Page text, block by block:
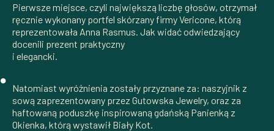
Pierwsze miejsce, czyli największą liczbę głosów, otrzymał
ręcznie wykonany portfel skórzany firmy Vericone, którą
reprezentowała Anna Rasmus. Jak widać odwiedzający
docenili prezent praktyczny
i elegancki.
Natomiast wyróżnienia zostały przyznane za: naszyjnik z
sową zaprezentowany przez Gutowska Jewelry, oraz za
haftowaną poduszkę inspirowaną gdańską Panienką z
Okienka, którą wystawił Biały Kot.